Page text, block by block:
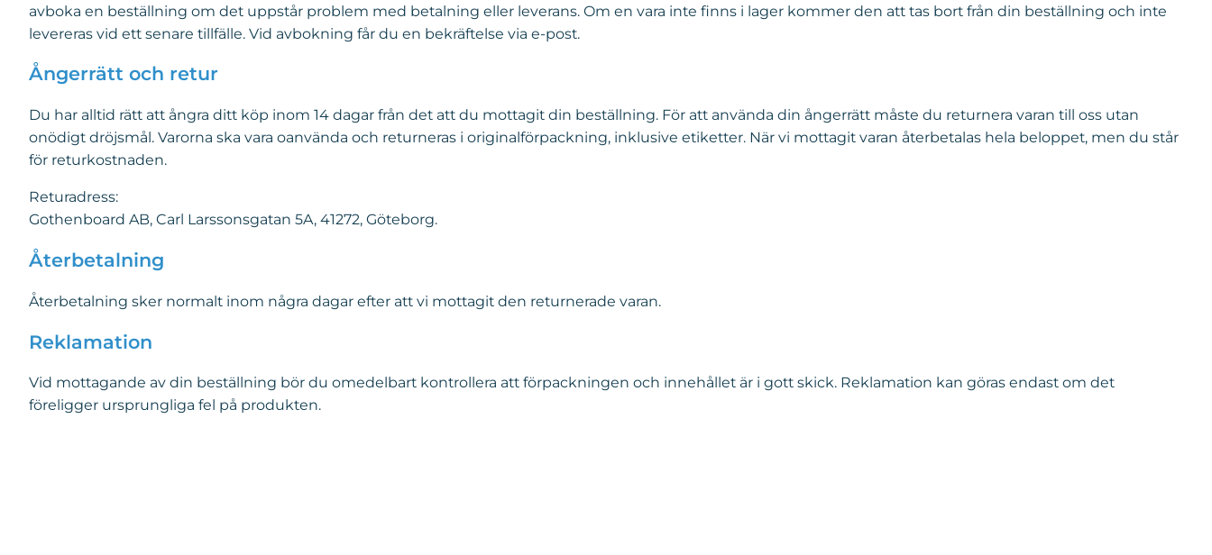
avboka en beställning om det uppstår problem med betalning eller leverans. Om en vara inte finns i lager kommer den att tas bort från din beställning och inte
levereras vid ett senare tillfälle. Vid avbokning får du en bekräftelse via e-post.
Ångerrätt och retur
Du har alltid rätt att ångra ditt köp inom 14 dagar från det att du mottagit din beställning. För att använda din ångerrätt måste du returnera varan till oss utan
onödigt dröjsmål. Varorna ska vara oanvända och returneras i originalförpackning, inklusive etiketter. När vi mottagit varan återbetalas hela beloppet, men du står
för returkostnaden.
Returadress:
Gothenboard AB, Carl Larssonsgatan 5A, 41272, Göteborg.
Återbetalning
Återbetalning sker normalt inom några dagar efter att vi mottagit den returnerade varan.
Reklamation
Vid mottagande av din beställning bör du omedelbart kontrollera att förpackningen och innehållet är i gott skick. Reklamation kan göras endast om det
föreligger ursprungliga fel på produkten.